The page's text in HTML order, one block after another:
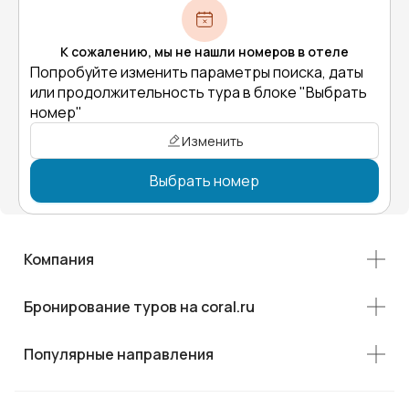
К сожалению, мы не нашли номеров в отеле
Попробуйте изменить параметры поиска, даты
или продолжительность тура в блоке "Выбрать
номер"
Изменить
Выбрать номер
Компания
Бронирование туров на coral.ru
Популярные направления